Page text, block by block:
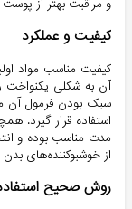
و مراقبت بهتر از
کیفیت و عملکرد
کیفیت مناسب مواد
آن به شکلی
سبک بودن فرمول آن
مدت مناسب بوده و
از خوشبوکننده‌های بدن
روش صحیح